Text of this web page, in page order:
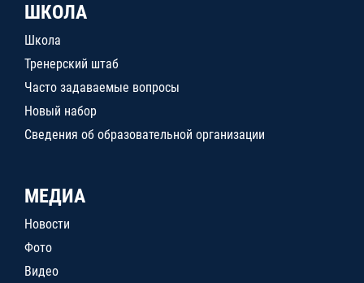
ШКОЛА
Школа
Тренерский штаб
Часто задаваемые вопросы
Новый набор
Сведения об образовательной организации
МЕДИА
Новости
Фото
Видео